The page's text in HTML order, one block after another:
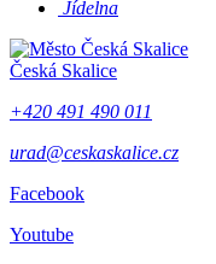
Jídelna
Česká Skalice
+420 491 490 011
urad@ceskaskalice.cz
Facebook
Youtube